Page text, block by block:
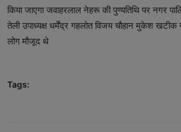
किया जाएगा जवाहरलाल नेहरू की पुण्यतिथि पर नगर
तेली उपाध्यक्ष धर्मेंद्र गहलोत विजय चौहान मुकेश
लोग मौजूद थे
Tags: